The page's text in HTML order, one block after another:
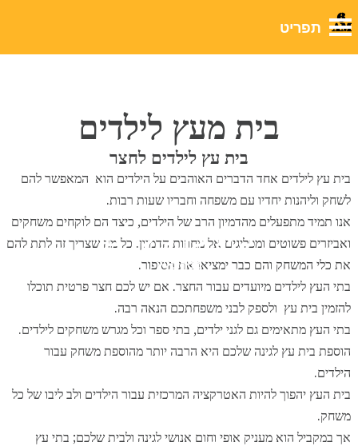
בית עץ לילדים
בניה בעץ
בית מעץ לילדים
בית עץ לילדים לחצר
בית עץ לילדים אחד הדברים האוהבים על הילדים הוא המאפשר להם
לשחק וליהנות יחדיו עם משפחה וחבריו שעות רבות.
אנו תמיד מתפעלים מהדמיון הרב של הילדים, כיצד הם לוקחים משחקים
ואביזרים פשוטים ומפליגים אל מחוזות הדמיון. כל מה שצריך זה לתת להם
את כלי המשחק והם כבר ימציאו את הסיפור.
בתי העץ לילדים מיועדים עבור החצר. אם יש לכם חצר פרטית תוכלו
להזמין בית עץ ולספק לבני משפחתכם הנאה רבה.
בתי העץ מתאימים גם לגני ילדים, בתי ספר וכל מגרש משחקים לילדים.
הוספת בית עץ לגינה שלכם היא הרבה יותר מהוספת משחק עבור
הילדים.
בית העץ יהפוך להיות האטרקציה המרכזית עבור הילדים ולב ליבו של כל
משחק.
אך במקביל הוא מעניק אופי וחום אנושי לגינה ולבית שלכם; בתי עץ